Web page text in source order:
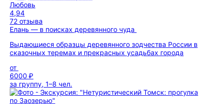
Любовь
4,94
72 отзыва
Елань — в поисках деревянного чуда
Выдающиеся образцы деревянного зодчества России в
сказочных теремах и прекрасных усадьбах города
от
6000 ₽
за группу, 1–8 чел.